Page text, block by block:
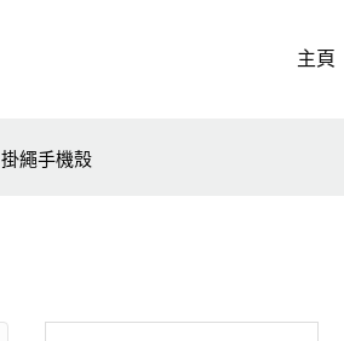
主頁
掛繩手機殼